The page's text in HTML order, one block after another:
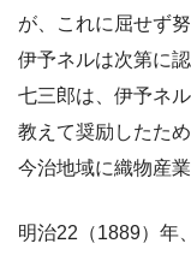
が、これに屈せず努
伊予ネルは次第に
七三郎は、伊予ネ
教えて奨励したため
今治地域に織物産
明治22（1889）年